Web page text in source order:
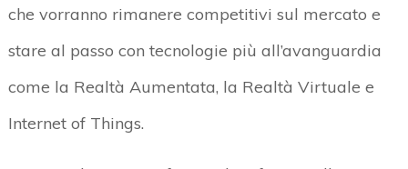
che vorranno rimanere competitivi sul mercato e
stare al passo con tecnologie più all’avanguardia
come la Realtà Aumentata, la Realtà Virtuale e
Internet of Things.